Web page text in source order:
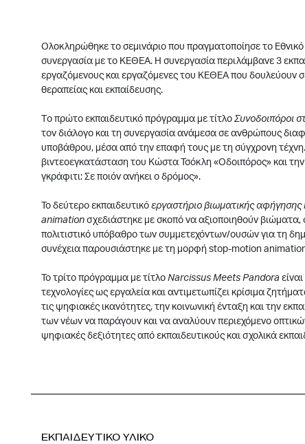
Oλοκληρώθηκε το σεμινάριο που πραγματοποίησε το
συνεργασία με το ΚΕΘΕΑ. Η συνεργασία περιλάμβανε 3
εργαζόμενους και εργαζόμενες του ΚΕΘΕΑ που δουλεύουν
θεραπείας και εκπαίδευσης.
Τo πρώτο εκπαιδευτικό πρόγραμμα με τίτλοΣυνοδοιπόροι
τον διάλογο και τη συνεργασία ανάμεσα σε ανθρώπους
υποβάθρου, μέσα από την επαφή τους με τη σύγχρονη
βιντεοεγκατάσταση του Κώστα Τσόκλη «Οδοιπόρος» και
γκράφιτι: Σε ποιόν ανήκει ο δρόμος».
Το δεύτερο εκπαιδευτικόεργαστήριο βιωματικής αφήγησης
animationσχεδιάστηκε με σκοπό να αξιοποιηθούν
πολιτιστικό υπόβαθρο των συμμετεχόντων/oυσών για τη
συνέχεια παρουσιάστηκε με τη μορφή stop-motion animation
Το τρίτο πρόγραμμα με τίτλο Narcissus Meets Pandora
τεχνολογίες ως εργαλεία και αντιμετωπίζει κρίσιμα
τις ψηφιακές ικανότητες, την κοινωνική ένταξη και την
των νέων να παράγουν και να αναλύουν περιεχόμενο
ψηφιακές δεξιότητες από εκπαιδευτικούς και σχολικά
ΕΚΠΑΙΔΕΥΤΙΚΟ ΥΛΙΚΟ